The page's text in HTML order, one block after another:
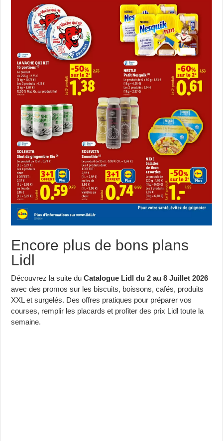
Encore plus de bons plans
Lidl
Découvrez la suite duCatalogue Lidl du 2 au 8 Juillet 2026
avec des promos sur les biscuits, boissons, cafés, produits
XXL et surgelés. Des offres pratiques pour préparer vos
courses, remplir les placards et profiter des prix Lidl toute la
semaine.